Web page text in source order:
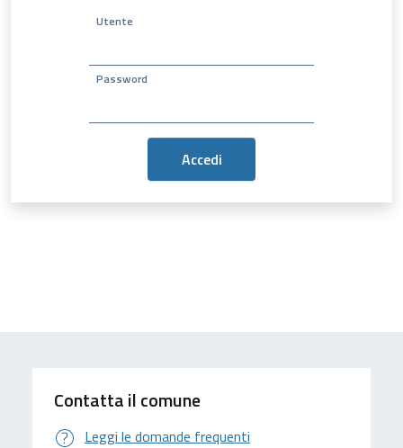
Utente
Password
Contatta il comune
Leggi le domande frequenti